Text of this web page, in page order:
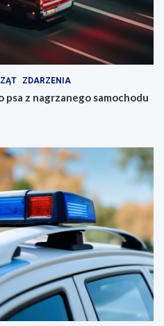
ZDARZENIA
z nagrzanego samochodu